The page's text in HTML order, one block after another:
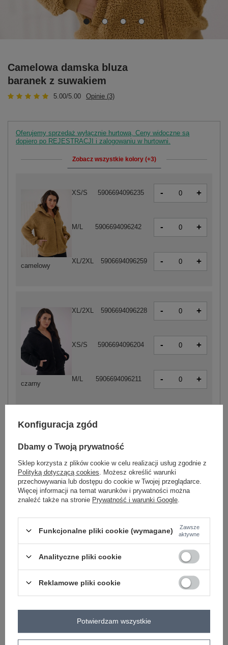
Camelowa damska bluza
baranek z suwakiem
5.00/5.00 Opinie (3)
Oferujemy sprzedaż wyłącznie hurtową. Ceny widoczne są
dopiero po REJESTRACJI i zalogowaniu w hurtowni.
Zobacz wszystkie kolory (+3)
camelowy
XS/S 5906694096235 - +
M/L 5906694096242 - +
XL/2XL 5906694096259 - +
czarny
XL/2XL 5906694096228 - +
XS/S 5906694096204 - +
M/L 5906694096211 - +
khaki
XL/2XL
XS/S 5906694096112 - +
M/L 5906694096129 -
skład materiału : 100% poliester
Konfiguracja zgód
Dbamy o Twoją prywatność
Sklep korzysta z plików cookie w celu realizacji usług zgodnie z
Polityką dotyczącą cookies . Możesz określić warunki
przechowywania lub dostępu do cookie w Twojej przeglądarce.
Więcej informacji na temat warunków i prywatności można
znaleźć także na stronie Prywatność i warunki Google
Funkcjonalne pliki cookie (wymagane)
Zawsze
aktywne
Analityczne pliki cookie
Reklamowe pliki cookie
Potwierdzam wszystkie